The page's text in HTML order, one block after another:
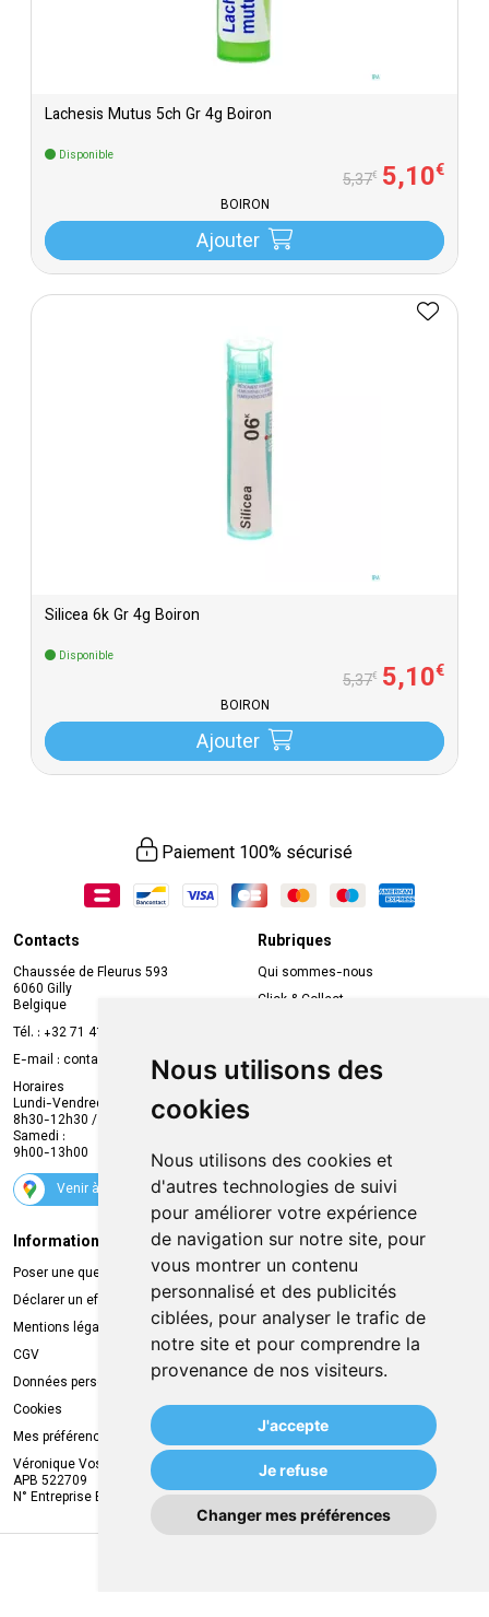
Nous utilisons des
cookies
Nous utilisons des cookies et
d'autres technologies de suivi
pour améliorer votre expérience
de navigation sur notre site, pour
vous montrer un contenu
personnalisé et des publicités
ciblées, pour analyser le trafic de
notre site et pour comprendre la
provenance de nos visiteurs.
J'accepte
Je refuse
Changer mes préférences
Lachesis Mutus 5ch Gr 4g Boiron
Disponible
5,37€ 5,10€
BOIRON
Ajouter
Silicea 6k Gr 4g Boiron
Disponible
5,37€ 5,10€
BOIRON
Ajouter
Paiement 100% sécurisé
Contacts
Chaussée de Fleurus 593
6060 Gilly
Belgique
Tél. : +32 71 41 32 10
E-mail : contact
mvapharma.be
Horaires
Lundi-Vendredi :
8h30-12h30 / 13h30-18h30
Samedi :
9h00-13h00
Venir à la pharmacie
Rubriques
Qui sommes-nous
Click & Collect
Compte professionnel
Envoi d’ordonnance
Suivez-nous
Informations légales
Poser une question
Déclarer un effet indésirable
Mentions légales
CGV
Données personnelles
Cookies
Mes préférences Cookies
Véronique Vos
APB 522709
N° Entreprise BE0749.944.612
Livraison
Retrait à la pharmacie
Livraison chez vous
Livraison dans un Point Relais